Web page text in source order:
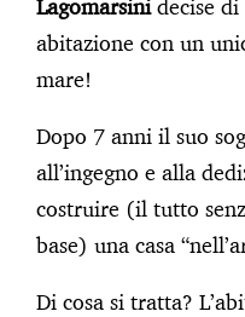
Lagomarsinidecise di
abitazione con un
mare!
Dopo 7 anni il suo
all’ingegno e alla
costruire (il tutto
base) una casa
Di cosa si tratta?